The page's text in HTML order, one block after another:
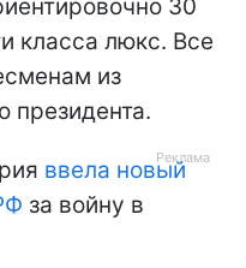
30
класса люкс. Все
из
президента.
ввела новый
за войну в